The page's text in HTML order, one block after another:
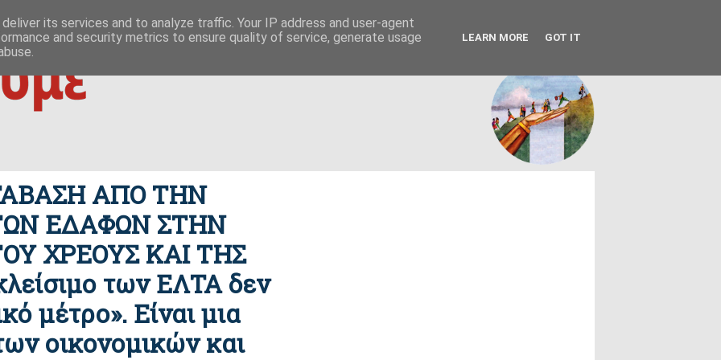
ΟΥΤΩ ΕΥΣΗΜΟΝ ΛΟΓΟΝ ΜΙΚΡΟΚΟΣΜΟΙ ΦΙΛΙΚΕΣ ΣΕΛΙΔΕΣ FACEBOOK
της οικονομίας|δημοκρατία / συμβουλιακές βάσεις σχέσεων θεσμών - κοινωνίας
ΑΠΟ ΤΗΝ
ΕΔΑΦΩΝ ΣΤΗΝ
ΧΡΕΟΥΣ ΚΑΙ ΤΗΣ
των ΕΛΤΑ δεν
μέτρο». Είναι μια
οικονομικών και
its services and to analyze traffic. Your IP address and user-agent
and security metrics to ensure quality of service, generate usage
LEARN MORE GOT IT